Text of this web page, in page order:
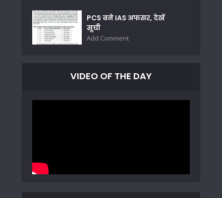
PCS बने IAS अफसर, देखें
सूची
Add Comment
VIDEO OF THE DAY